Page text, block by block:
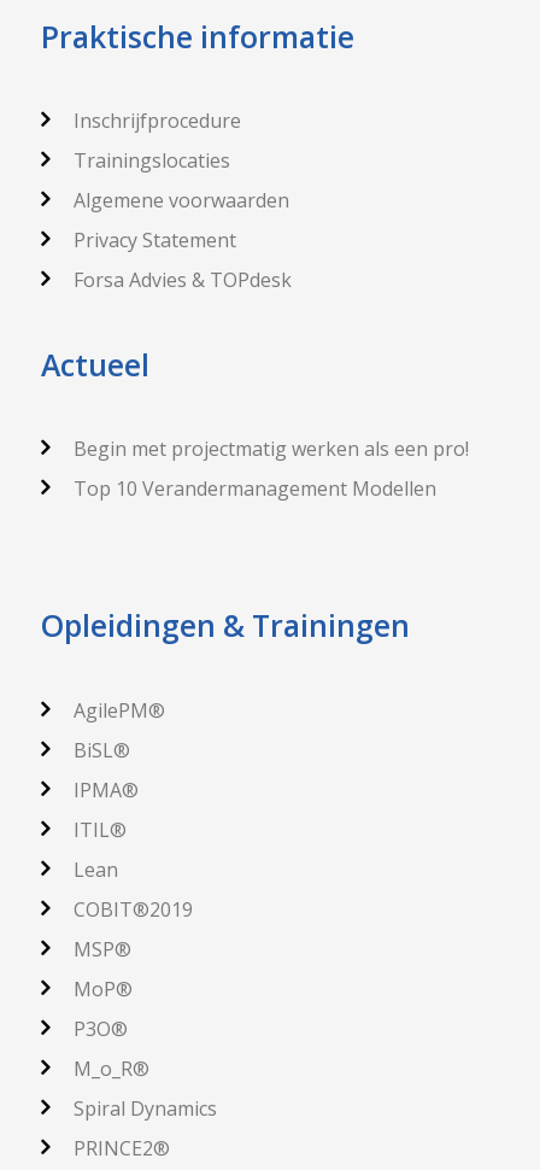
Praktische informatie
Inschrijfprocedure
Trainingslocaties
Algemene voorwaarden
Privacy Statement
Forsa Advies & TOPdesk
Actueel
Begin met projectmatig werken als een pro!
Top 10 Verandermanagement Modellen
Opleidingen & Trainingen
AgilePM®
BiSL®
IPMA®
ITIL®
Lean
COBIT®2019
MSP®
MoP®
P3O®
M_o_R®
Spiral Dynamics
PRINCE2®